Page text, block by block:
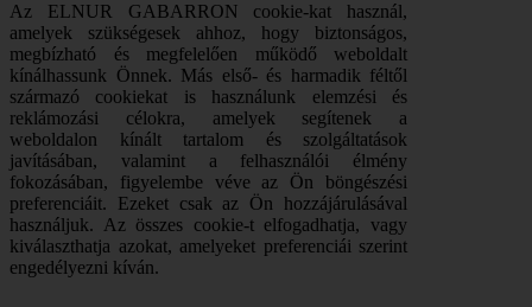
Az ELNUR GABARRON cookie-kat használ,
amelyek szükségesek ahhoz, hogy biztonságos,
megbízható és megfelelően működő weboldalt
kínálhassunk Önnek. Más első- és harmadik féltől
származó cookiekat is használunk elemzési és
reklámozási célokra, amelyek segítenek a
weboldalon kínált tartalom és szolgáltatások
javításában, valamint a felhasználói élmény
fokozásában, figyelembe véve az Ön böngészési
preferenciáit. Ezeket csak az Ön hozzájárulásával
használjuk. Az összes cookie-t elfogadhatja, vagy
kiválaszthatja azokat, amelyeket preferenciái szerint
engedélyezni kíván.